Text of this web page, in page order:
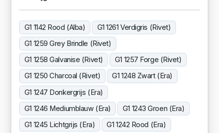
G1 1142 Rood (Alba)
G1 1261 Verdigris (Rivet)
G1 1259 Grey Brindle (Rivet)
G1 1258 Galvanise (Rivet)
G1 1257 Forge (Rivet)
G1 1250 Charcoal (Rivet)
G1 1248 Zwart (Era)
G1 1247 Donkergrijs (Era)
G1 1246 Mediumblauw (Era)
G1 1243 Groen (Era)
G1 1245 Lichtgrijs (Era)
G1 1242 Rood (Era)